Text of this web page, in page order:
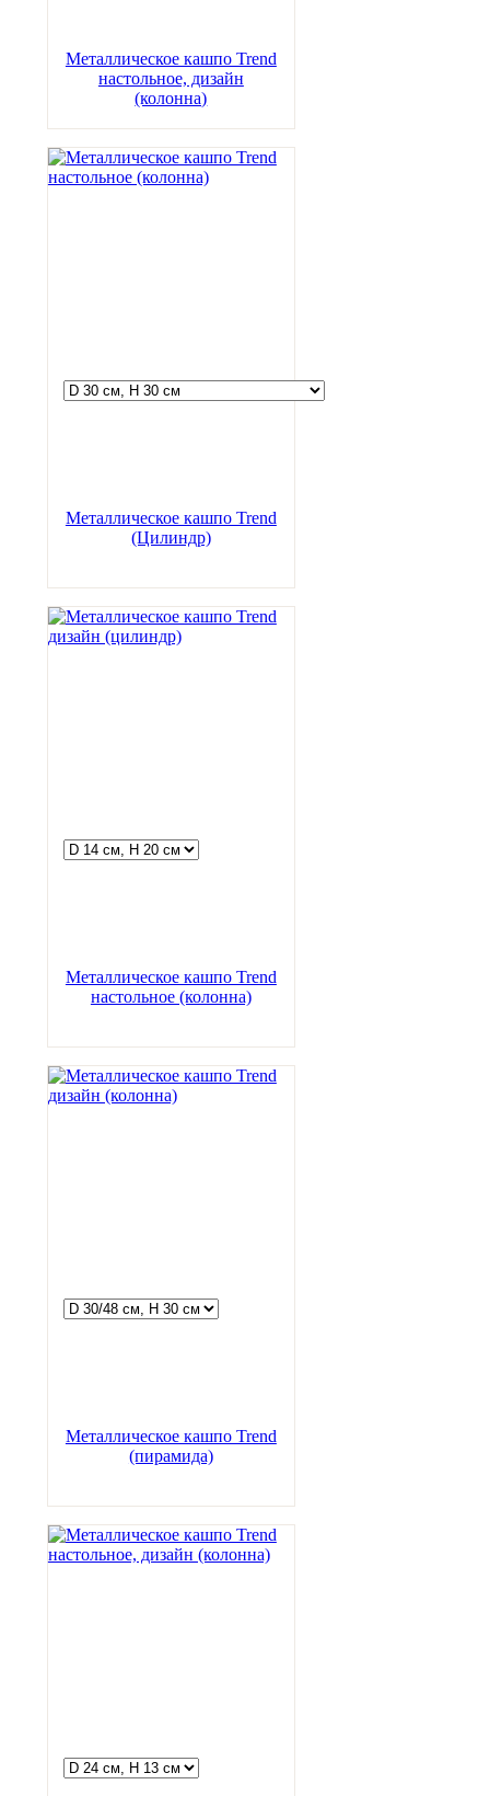
Металлическое кашпо Trend
настольное, дизайн
(колонна)
Металлическое кашпо Trend
(Цилиндр)
Металлическое кашпо Trend
настольное (колонна)
Металлическое кашпо Trend
(пирамида)